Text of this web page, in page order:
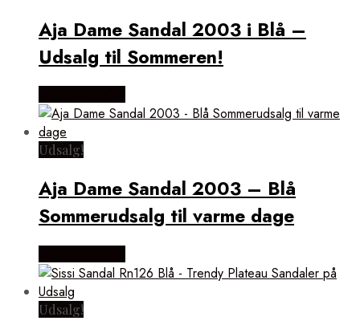
Aja Dame Sandal 2003 i Blå –
Udsalg til Sommeren!
Udsalg!
Aja Dame Sandal 2003 – Blå
Sommerudsalg til varme dage
Udsalg!